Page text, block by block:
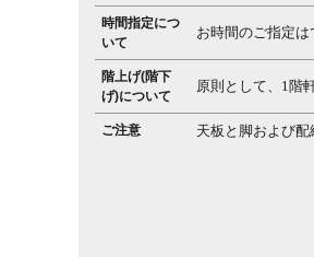
時間指定につ
いて
お時間のご指定は
階上げ(階下
げ)について
原則として、1階
ご注意 天板と脚および配